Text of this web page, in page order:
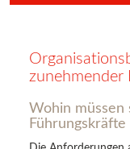
zunehmender
Wohin müssen